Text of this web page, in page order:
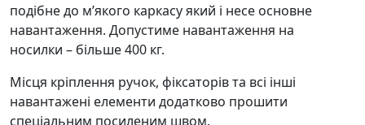
подібне до м’якого каркасу який і несе основне
навантаження. Допустиме навантаження на
носилки – більше 400 кг.
Місця кріплення ручок, фіксаторів та всі інші
навантажені елементи додатково прошити
спеціальним посиленим швом.